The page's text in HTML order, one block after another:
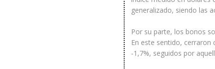
generalizado, siendo las
Por su parte, los bonos
En este sentido,
-1,7%, seguidos por